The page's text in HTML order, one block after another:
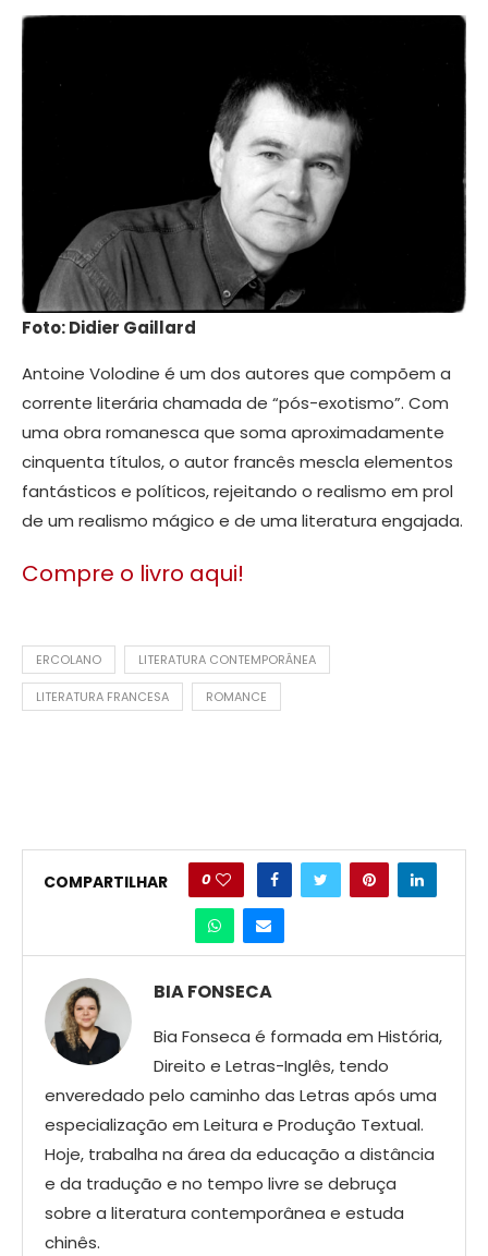
Foto: Didier Gaillard
Antoine Volodine é um dos autores que compõem a
corrente literária chamada de “pós-exotismo”. Com
uma obra romanesca que soma aproximadamente
cinquenta títulos, o autor francês mescla elementos
fantásticos e políticos, rejeitando o realismo em prol
de um realismo mágico e de uma literatura engajada.
Compre o livro aqui!
ERCOLANO LITERATURA CONTEMPORÂNEA
LITERATURA FRANCESA ROMANCE
COMPARTILHAR 0
BIA FONSECA
Bia Fonseca é formada em História,
Direito e Letras-Inglês, tendo
enveredado pelo caminho das Letras após uma
especialização em Leitura e Produção Textual.
Hoje, trabalha na área da educação a distância
e da tradução e no tempo livre se debruça
sobre a literatura contemporânea e estuda
chinês.